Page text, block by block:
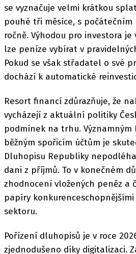
se vyznačuje velmi krátkou
pouhé tři měsíce, s počátečním
ročně. Výhodou pro investora je
lze peníze vybírat v
Pokud se však střadatel o své
dochází k automatické
Resort financí zdůrazňuje, že
vycházejí z aktuální politiky
podmínek na trhu.
běžným spořicím účtům je
Dluhopisu Republiky
dani z příjmů. To v konečném
zhodnocení vložených peněz a
papíry
sektoru.
Pořízení dluhopisů je v roce
zjednodušeno díky digitalizaci.